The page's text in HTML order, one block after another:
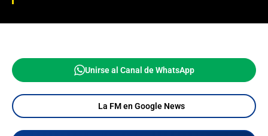
Unirse al Canal de WhatsApp
La FM en Google News